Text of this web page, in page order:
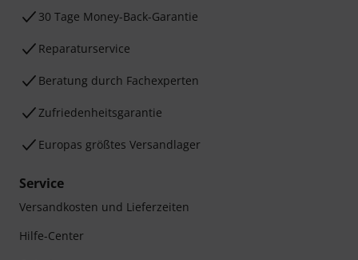
30 Tage Money-Back-Garantie
Reparaturservice
Beratung durch Fachexperten
Zufriedenheitsgarantie
Europas größtes Versandlager
Service
Versandkosten und Lieferzeiten
Hilfe-Center